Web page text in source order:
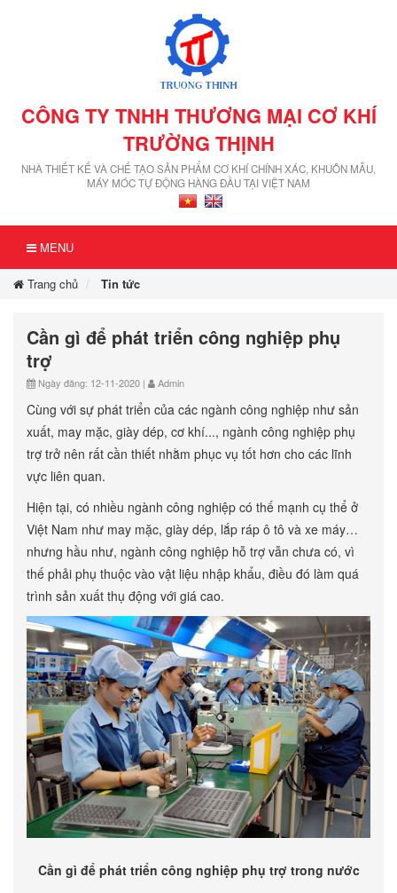
CÔNG TY TNHH THƯƠNG MẠI CƠ KHÍ
TRƯỜNG THỊNH
NHÀ THIẾT KẾ VÀ CHẾ TẠO SẢN PHẨM CƠ KHÍ CHÍNH XÁC, KHUÔN MẪU,
MÁY MÓC TỰ ĐỘNG HÀNG ĐẦU TẠI VIỆT NAM
MENU
Trang chủ Tin tức
Cần gì để phát triển công nghiệp phụ
trợ
Ngày đăng: 12-11-2020 | Admin
Cùng với sự phát triển của các ngành công nghiệp như sản
xuất, may mặc, giày dép, cơ khí..., ngành công nghiệp phụ
trợ trở nên rất cần thiết nhằm phục vụ tốt hơn cho các lĩnh
vực liên quan.
Hiện tại, có nhiều ngành công nghiệp có thế mạnh cụ thể ở
Việt Nam như may mặc, giày dép, lắp ráp ô tô và xe máy…
nhưng hầu như, ngành công nghiệp hỗ trợ vẫn chưa có, vì
thế phải phụ thuộc vào vật liệu nhập khẩu, điều đó làm quá
trình sản xuất thụ động với giá cao.
Cần gì để phát triển công nghiệp phụ trợ trong nước